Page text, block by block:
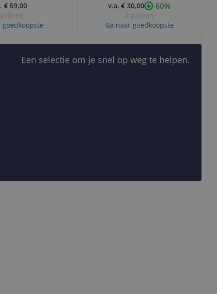
€ 59,00
goedkoopste
v.a. € 30,00 -60%
2 prijzen
Ga naar goedkoopste
Een selectie om je snel op weg te helpen.